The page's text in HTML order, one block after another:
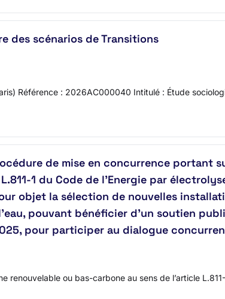
des scénarios de Transitions
Référence : 2026AC000040 Intitulé : Étude
de mise en concurrence portant
1 du Code de l’Energie par
objet la sélection de nouvelles
pouvant bénéficier d’un soutien
pour participer au dialogue
ou bas-carbone au sens de l’article